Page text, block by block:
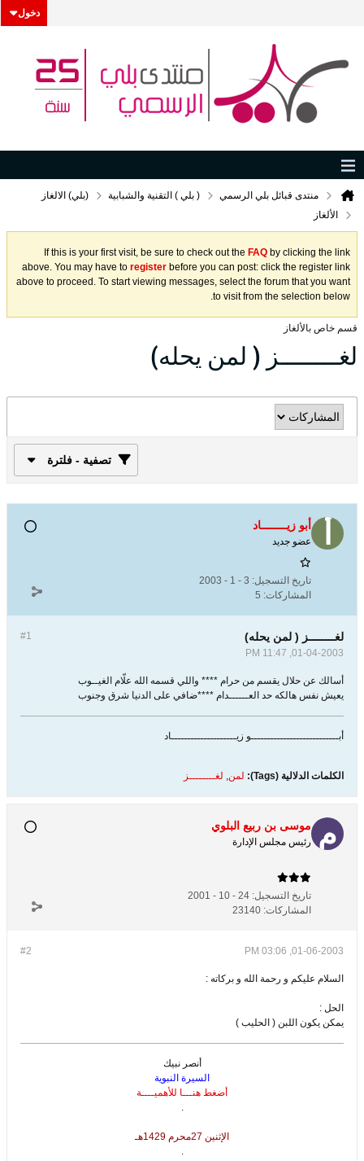
دخول
منتدى قبائل بلي الرسمي ( بلي ) التقنية والشبابية
(بلي) الالغاز
الألغاز
If this is your first visit, be sure to check out the FAQ by clicking the link
above. You may have to register before you can post: click the register link
above to proceed. To start viewing messages, select the forum that you want
to visit from the selection below.
قسم خاص بالألغاز
لغــــــــز ( لمن يحله)
تصفية - فلترة
أبو زيــــــــاد
عضو جديد
تاريخ التسجيل: 3 - 1 - 2003
المشاركات: 5
#1 لغــــــــز ( لمن يحله)
01-04-2003, 11:47 PM
أسالك عن حلال يقسم من حرام **** واللي قسمه الله علّام الغيــوب
يعيش نفس هالكه حد العــــــدام ****ضافي على الدنيا شرق وجنوب
أبـــــــــــــــــــــــــــو زيــــــــــــــــــــاد
الكلمات الدلالية (Tags): لمن, لغــــــــز
موسى بن ربيع البلوي
رئيس مجلس الإدارة
تاريخ التسجيل: 24 - 10 - 2001
المشاركات: 23140
#2 01-06-2003, 03:06 PM
السلام عليكم و رحمة الله و بركاته :
الحل :
يمكن يكون اللبن ( الحليب )
أنصر نبيك
السيرة النبوية
أضغط هنـــا للأهميــــة
.
الإثنين 27محرم 1429هـ
.